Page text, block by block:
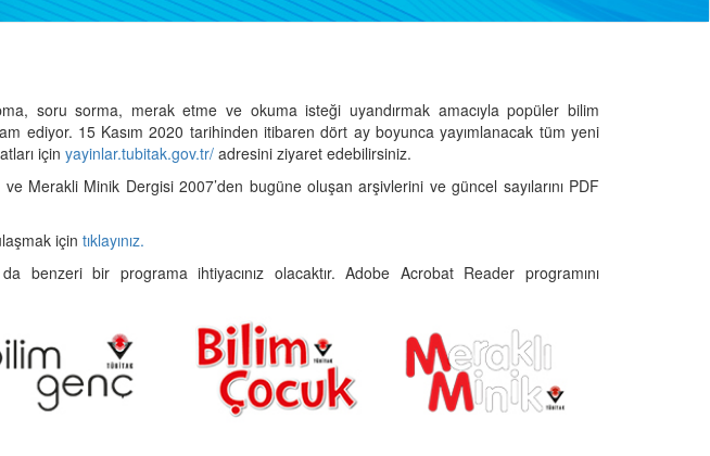
soru sorma, merak etme ve okuma isteği uyandırmak amacıyla popüler bilim
ediyor. 15 Kasım 2020 tarihinden itibaren dört ay boyunca yayımlanacak tüm yeni
için yayinlar.tubitak.gov.tr/ adresini ziyaret edebilirsiniz.
Merakli Minik Dergisi 2007’den bugüne oluşan arşivlerini ve güncel sayılarını PDF
için tıklayınız.
benzeri bir programa ihtiyacınız olacaktır. Adobe Acrobat Reader programını